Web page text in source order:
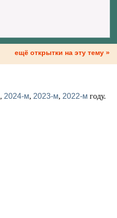
ещё открытки на эту тему »
, 2024-м, 2023-м, 2022-м году.